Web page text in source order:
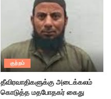
குற்றம்
தீவிரவாதிகளுக்கு அடைக்கலம்
கொடுத்த மதபோதகர் கைது